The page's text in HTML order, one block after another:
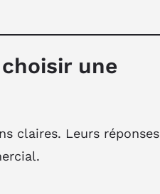
une
claires. Leurs réponses